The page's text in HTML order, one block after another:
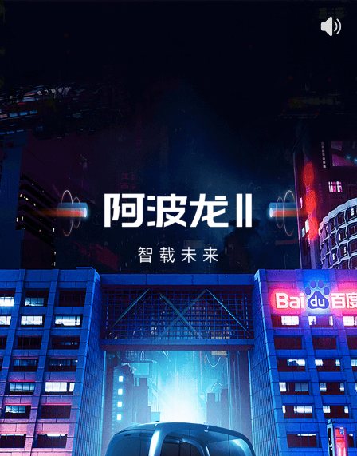
集装箱风
乘客序列号--位
姓名：
提车地点：欢 乐 大道
认证日期：2026-08-08
你 味不 般， 由你定制的百度阿波
龙II 就 飒！